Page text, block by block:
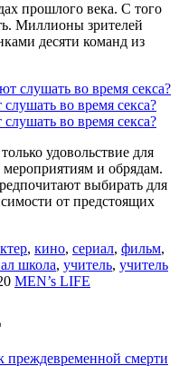
прошлого века. С того
Миллионы зрителей
десяти команд из
во время секса?
во время секса?
удовольствие для
и обрядам.
выбирать для
от предстоящих
, кино, сериал, фильм,
школа, учитель, учитель
MEN’s LIFE